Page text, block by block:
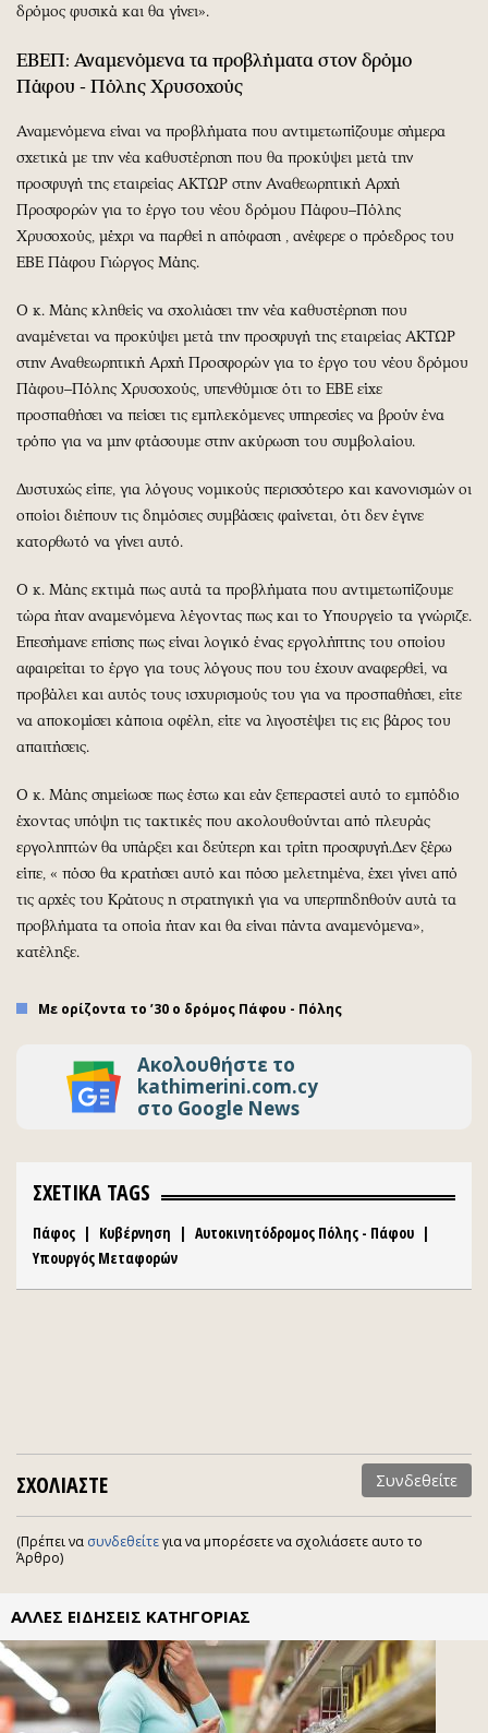
δρόμος φυσικά και θα γίνει».
ΕΒΕΠ: Αναμενόμενα τα προβλήματα στον δρόμο
Πάφου - Πόλης Χρυσοχούς
Αναμενόμενα είναι να προβλήματα που αντιμετωπίζουμε σήμερα
σχετικά με την νέα καθυστέρηση που θα προκύψει μετά την
προσφυγή της εταιρείας ΑΚΤΩΡ στην Αναθεωρητική Αρχή
Προσφορών για το έργο του νέου δρόμου Πάφου–Πόλης
Χρυσοχούς, μέχρι να παρθεί η απόφαση , ανέφερε ο πρόεδρος του
ΕΒΕ Πάφου Γιώργος Μάης.
Ο κ. Μάης κληθείς να σχολιάσει την νέα καθυστέρηση που
αναμένεται να προκύψει μετά την προσφυγή της εταιρείας ΑΚΤΩΡ
στην Αναθεωρητική Αρχή Προσφορών για το έργο του νέου δρόμου
Πάφου–Πόλης Χρυσοχούς, υπενθύμισε ότι το ΕΒΕ είχε
προσπαθήσει να πείσει τις εμπλεκόμενες υπηρεσίες να βρούν ένα
τρόπο για να μην φτάσουμε στην ακύρωση του συμβολαίου.
Δυστυχώς είπε, για λόγους νομικούς περισσότερο και κανονισμών οι
οποίοι διέπουν τις δημόσιες συμβάσεις φαίνεται, ότι δεν έγινε
κατορθωτό να γίνει αυτό.
Ο κ. Μάης εκτιμά πως αυτά τα προβλήματα που αντιμετωπίζουμε
τώρα ήταν αναμενόμενα λέγοντας πως και το Υπουργείο τα γνώριζε.
Επεσήμανε επίσης πως είναι λογικό ένας εργολήπτης του οποίου
αφαιρείται το έργο για τους λόγους που του έχουν αναφερθεί, να
προβάλει και αυτός τους ισχυρισμούς του για να προσπαθήσει, είτε
να αποκομίσει κάποια οφέλη, είτε να λιγοστέψει τις εις βάρος του
απαιτήσεις.
Ο κ. Μάης σημείωσε πως έστω και εάν ξεπεραστεί αυτό το εμπόδιο
έχοντας υπόψη τις τακτικές που ακολουθούνται από πλευράς
εργοληπτών θα υπάρξει και δεύτερη και τρίτη προσφυγή.Δεν ξέρω
είπε, « πόσο θα κρατήσει αυτό και πόσο μελετημένα, έχει γίνει από
τις αρχές του Κράτους η στρατηγική για να υπερπηδηθούν αυτά τα
προβλήματα τα οποία ήταν και θα είναι πάντα αναμενόμενα»,
κατέληξε.
Με ορίζοντα το ’30 ο δρόμος Πάφου - Πόλης
Ακολουθήστε το
kathimerini.com.cy
στο Google News
ΣΧΕΤΙΚΑ TAGS
Πάφος | Κυβέρνηση | Αυτοκινητόδρομος Πόλης - Πάφου |
Υπουργός Μεταφορών
ΣΧΟΛΙΑΣΤΕ Συνδεθείτε
(Πρέπει να συνδεθείτεγια να μπορέσετε να σχολιάσετε αυτο το
Άρθρο)
ΑΛΛΕΣ ΕΙΔΗΣΕΙΣ ΚΑΤΗΓΟΡΙΑΣ